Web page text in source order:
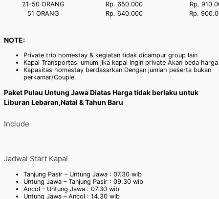
21-50 ORANG
Rp. 650.000
Rp.
51 ORANG
Rp. 640.000 Rp.
NOTE:
Private trip homestay & kegiatan tidak dicampur group lain
Kapal Transportasi umum jika kapal ingin private Akan beda harga
Kapasitas homestay berdasarkan Dengan jumlah peserta bukan
perkamar/Couple.
Paket Pulau Untung Jawa Diatas Harga tidak berlaku untuk
Liburan Lebaran,Natal & Tahun Baru
Include
Jadwal Start Kapal
Tanjung Pasir – Untung Jawa : 07.30 wib
Untung Jawa – Tanjung Pasir : 09.30 wib
Ancol – Untung Jawa : 07.30 wib
Untung Jawa – Ancol : 14.30 wib